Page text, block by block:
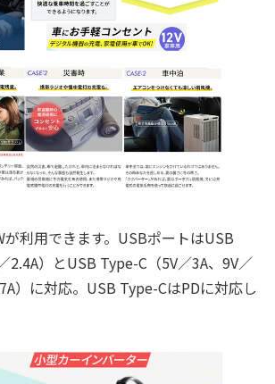
利用できます。USBポートはUSB
2.4A）とUSB Type-C（5V／3A、9V／
）に対応。USB Type-CはPDに対応し